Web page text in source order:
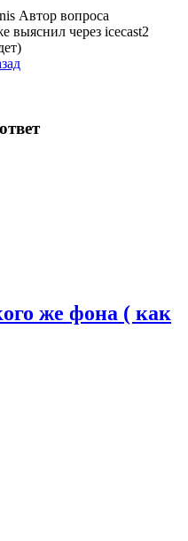
Автор вопроса
выяснил через icecast2
же фона ( как